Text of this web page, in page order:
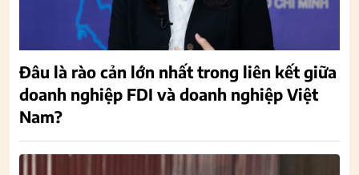
Đâu là rào cản lớn nhất trong liên kết giữa
doanh nghiệp FDI và doanh nghiệp Việt
Nam?